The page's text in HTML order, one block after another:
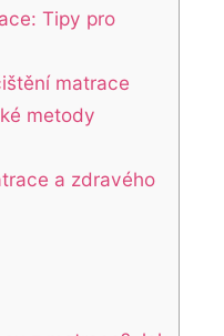
Tipy pro
matrace
metody
a zdravého